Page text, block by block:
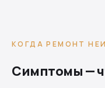
КОГДА РЕМОНТ
Симптомы —